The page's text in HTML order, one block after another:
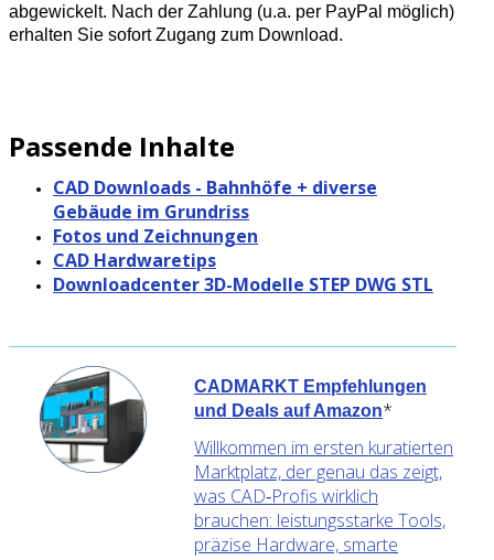
abgewickelt. Nach der Zahlung (u.a. per PayPal möglich)
erhalten Sie sofort Zugang zum Download.
Passende Inhalte
CAD Downloads - Bahnhöfe + diverse
Gebäude im Grundriss
Fotos und Zeichnungen
CAD Hardwaretips
Downloadcenter 3D-Modelle STEP DWG STL
CADMARKT Empfehlungen
und Deals auf Amazon*
Willkommen im ersten kuratierten
Marktplatz, der genau das zeigt,
was CAD‑Profis wirklich
brauchen: leistungsstarke Tools,
präzise Hardware, smarte